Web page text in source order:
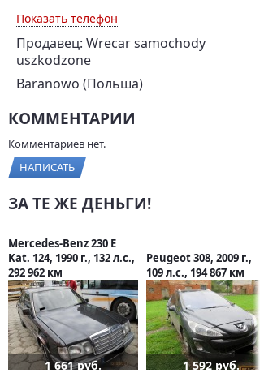
Показать телефон
Продавец: Wrecar samochody
uszkodzone
Baranowo (Польша)
КОММЕНТАРИИ
Комментариев нет.
НАПИСАТЬ
ЗА ТЕ ЖЕ ДЕНЬГИ!
Mercedes-Benz 230 E
Kat. 124, 1990 г., 132 л.с.,
292 962 км
1 661 руб.
Peugeot 308, 2009 г.,
109 л.с., 194 867 км
1 592 руб.